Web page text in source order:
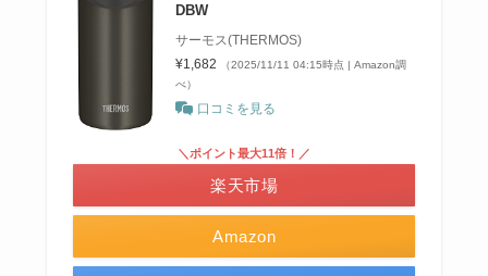
DBW
サーモス(THERMOS)
¥1,682
（2025/11/11 04:15時点 | Amazon調
べ）
口コミを見る
Amazon
＼ポイント最大11倍！／
楽天市場